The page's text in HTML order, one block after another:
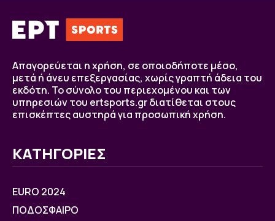
Απαγορεύεται η χρήση, σε οποιοδήποτε μέσο,
μετά ή άνευ επεξεργασίας, χωρίς γραπτή άδεια του
εκδότη. Το σύνολο του περιεχομένου και των
υπηρεσιών του ertsports.gr διατίθεται στους
επισκέπτες αυστηρά για προσωπική χρήση.
ΚΑΤΗΓΟΡΙΕΣ
EURO 2024
ΠΟΔΟΣΦΑΙΡΟ